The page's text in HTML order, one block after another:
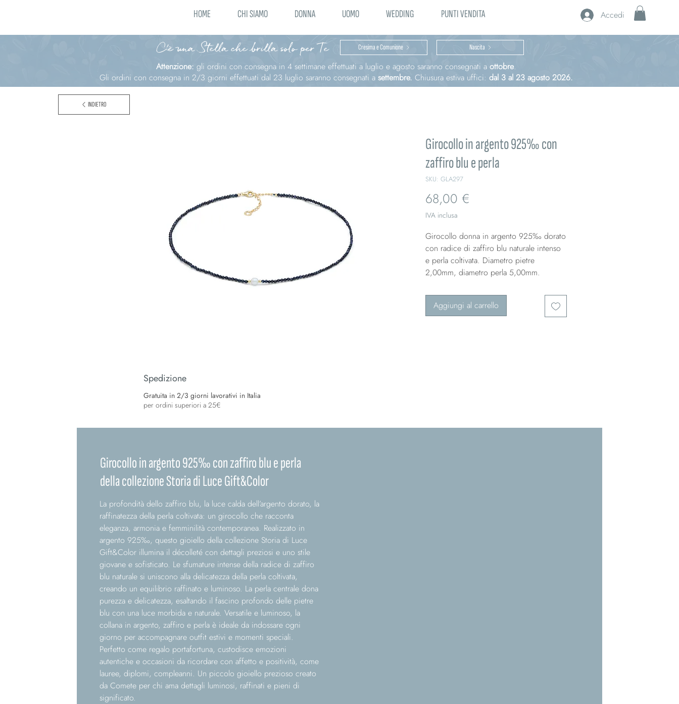
HOME CHI SIAMO DONNA UOMO WEDDING PUNTI VENDITA Accedi
C'è una Stella che brilla solo per Te Cresima e Comunione Nascita
Attenzione: gli ordini con consegna in 4 settimane effettuati a luglio e agosto saranno consegnati a ottobre.
Gli ordini con consegna in 2/3 giorni effettuati dal 23 luglio saranno consegnati a settembre. Chiusura estiva uffici: dal 3 al 23 agosto 2026.
Girocollo in argento 925‰ con
zaffiro blu e perla
SKU: GLA297
68,00 €
IVA inclusa
Girocollo donna in argento 925‰ dorato
con radice di zaffiro blu naturale intenso
e perla coltivata. Diametro pietre
2,00mm, diametro perla 5,00mm.
Aggiungi al carrello
INDIETRO
Spedizione
Gratuita in 2/3 giorni lavorativi in Italia
per ordini superiori a 25€
Girocollo in argento 925‰ con zaffiro blu e perla
della collezione Storia di Luce Gift&Color
La profondità dello zaffiro blu, la luce calda dell’argento dorato, la
raffinatezza della perla coltivata: un girocollo che racconta
eleganza, armonia e femminilità contemporanea. Realizzato in
argento 925‰, questo gioiello della collezione Storia di Luce
Gift&Color illumina il décolleté con dettagli preziosi e uno stile
giovane e sofisticato. Le sfumature intense della radice di zaffiro
blu naturale si uniscono alla delicatezza della perla coltivata,
creando un equilibrio raffinato e luminoso. La perla centrale dona
purezza e delicatezza, esaltando il fascino profondo delle pietre
blu con una luce morbida e naturale. Versatile e luminoso, la
collana in argento, zaffiro e perla è ideale da indossare ogni
giorno per accompagnare outfit estivi e momenti speciali.
Perfetto come regalo portafortuna, custodisce emozioni
autentiche e occasioni da ricordare con affetto e positività, come
lauree, diplomi, compleanni. Un piccolo gioiello prezioso creato
da Comete per chi ama dettagli luminosi, raffinati e pieni di
significato.